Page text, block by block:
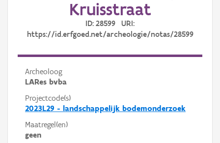
Kruisstraat
ID: 28599 URI:
https://id.erfgoed.net/archeologie/notas/28599
Archeoloog
LARes bvba
Projectcode(s)
2023L29 - landschappelijk bodemonderzoek
Maatregel(en)
geen